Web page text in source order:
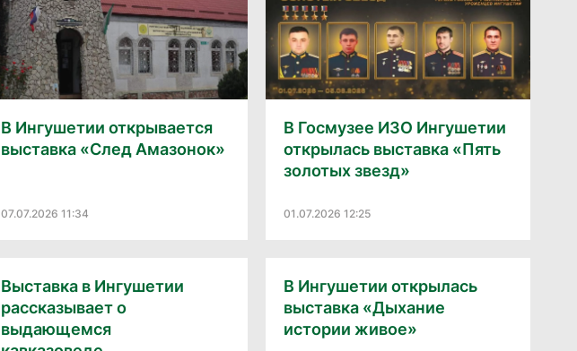
В Ингушетии открывается
выставка «След Амазонок»
07.07.2026 11:34
В Госмузее ИЗО Ингушетии
открылась выставка «Пять
золотых звезд»
01.07.2026 12:25
Выставка в Ингушетии
рассказывает о
выдающемся
В Ингушетии открылась
выставка «Дыхание
истории живое»